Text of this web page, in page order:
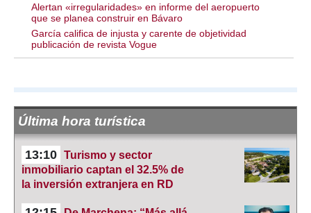
Alertan «irregularidades» en informe del aeropuerto
que se planea construir en Bávaro
García califica de injusta y carente de objetividad
publicación de revista Vogue
Última hora turística
13:10 Turismo y sector
inmobiliario captan el 32.5% de
la inversión extranjera en RD